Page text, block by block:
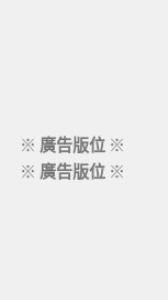
※ 廣告版位 ※
※ 廣告版位 ※